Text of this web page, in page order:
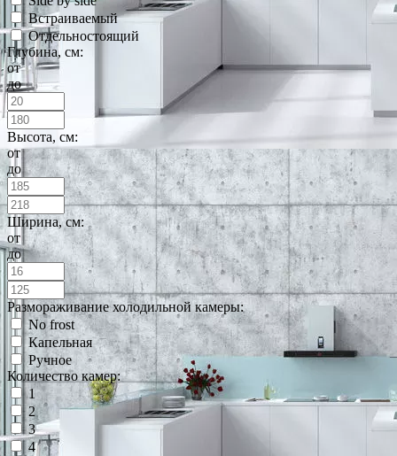
Встраиваемый
Отдельностоящий
Глубина, см:
от
до
Высота, см:
от
до
Ширина, см:
от
до
Размораживание холодильной камеры:
No frost
Капельная
Ручное
Количество камер:
1
2
3
4